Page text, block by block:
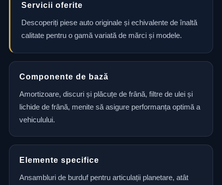
Servicii oferite
Descoperiți piese auto originale și echivalente de înaltă
calitate pentru o gamă variată de mărci și modele.
Componente de bază
Amortizoare, discuri și plăcuțe de frână, filtre de ulei și
lichide de frână, menite să asigure performanța optimă a
vehiculului.
Elemente specifice
Ansambluri de burduf pentru articulații planetare, atât